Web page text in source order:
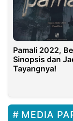
Pamali 2022,
Sinopsis dan
Tayangnya!
MEDIA